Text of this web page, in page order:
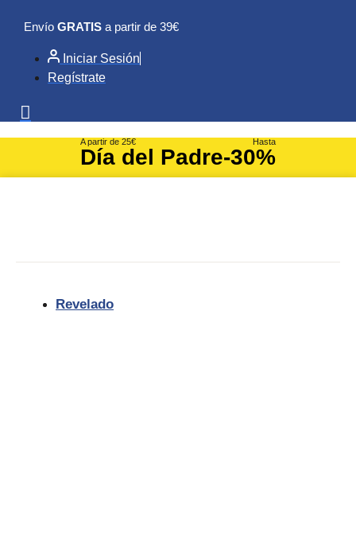
contenido
Envío GRATIS a partir de 39€
Iniciar Sesión
Regístrate
A partir de 25€
Día del Padre
Hasta
-30%
Revelado